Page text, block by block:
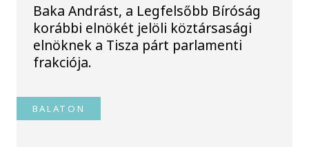
Baka Andrást, a Legfelsőbb Bíróság
korábbi elnökét jelöli köztársasági
elnöknek a Tisza párt parlamenti
frakciója.
BALATON